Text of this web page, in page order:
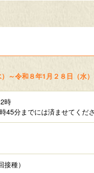
～令和８年1月２８日（水
時
45分までには済ませてくださ
種）